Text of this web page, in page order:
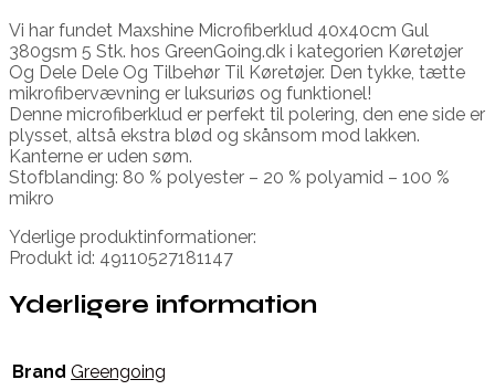
Vi har fundet Maxshine Microfiberklud 40x40cm Gul
380gsm 5 Stk. hos GreenGoing.dk i kategorien Køretøjer
Og Dele Dele Og Tilbehør Til Køretøjer. Den tykke, tætte
mikrofibervævning er luksuriøs og funktionel!
Denne microfiberklud er perfekt til polering, den ene side er
plysset, altså ekstra blød og skånsom mod lakken.
Kanterne er uden søm.
Stofblanding: 80 % polyester – 20 % polyamid – 100 %
mikro
Yderlige produktinformationer:
Produkt id: 49110527181147
Yderligere information
Brand Greengoing